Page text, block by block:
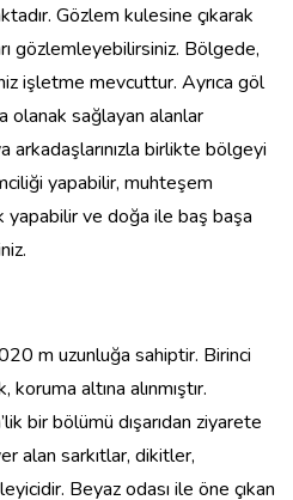
Gözlem kulesine çıkarak
gözlemleyebilirsiniz. Bölgede,
işletme mevcuttur. Ayrıca göl
olanak sağlayan alanlar
arkadaşlarınızla birlikte bölgeyi
yapabilir, muhteşem
yapabilir ve doğa ile baş başa
m uzunluğa sahiptir. Birinci
altına alınmıştır.
bir bölümü dışarıdan ziyarete
alan sarkıtlar, dikitler,
Beyaz odası ile öne çıkan